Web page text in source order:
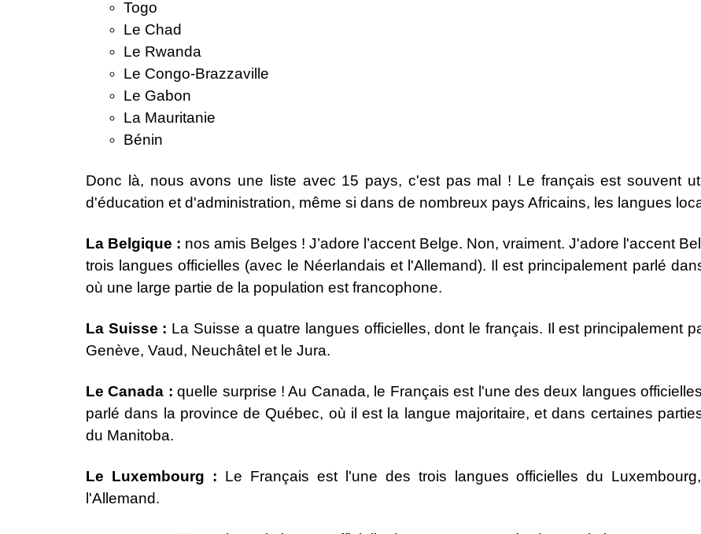
Togo
Le Chad
Le Rwanda
Le Congo-Brazzaville
Le Gabon
La Mauritanie
Bénin
Donc là, nous avons une liste avec 15 pays, c'est pas mal ! Le français est souvent
d'éducation et d'administration, même si dans de nombreux pays Africains, les langues
La Belgique : nos amis Belges ! J’adore l’accent Belge. Non, vraiment. J'adore l'accent
trois langues officielles (avec le Néerlandais et l'Allemand). Il est principalement parlé
où une large partie de la population est francophone.
La Suisse : La Suisse a quatre langues officielles, dont le français. Il est principalement
Genève, Vaud, Neuchâtel et le Jura.
Le Canada :quelle surprise ! Au Canada, le Français est l'une des deux langues
parlé dans la province de Québec, où il est la langue majoritaire, et dans certaines
du Manitoba.
Le Luxembourg : Le Français est l'une des trois langues officielles du
l'Allemand.